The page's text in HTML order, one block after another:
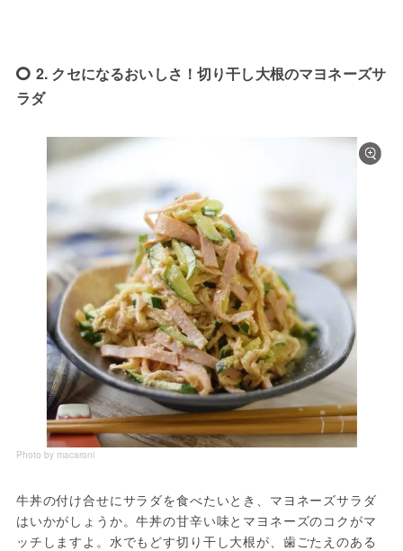
2. クセになるおいしさ！切り干し大根のマヨネーズサ
ラダ
Photo by macaroni
牛丼の付け合せにサラダを食べたいとき、マヨネーズサラダ
はいかがしょうか。牛丼の甘辛い味とマヨネーズのコクがマ
ッチしますよ。水でもどす切り干し大根が、歯ごたえのある